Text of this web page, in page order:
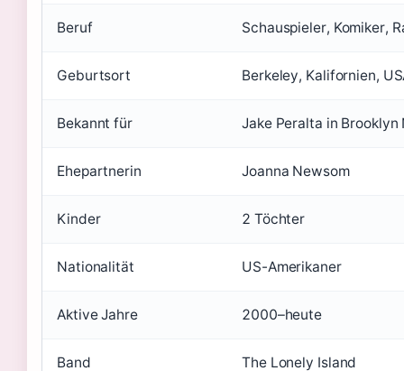
Beruf Schauspieler, Komiker,
Geburtsort Berkeley, Kalifornien,
Bekannt für Jake Peralta in Brooklyn
Ehepartnerin Joanna Newsom
Kinder 2 Töchter
Nationalität US-Amerikaner
Aktive Jahre 2000–heute
Band The Lonely Island